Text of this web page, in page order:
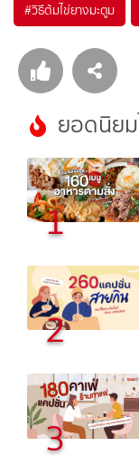
#วิธีต้มไข่ยางมะตูม
ยอดนิย
1
2
3